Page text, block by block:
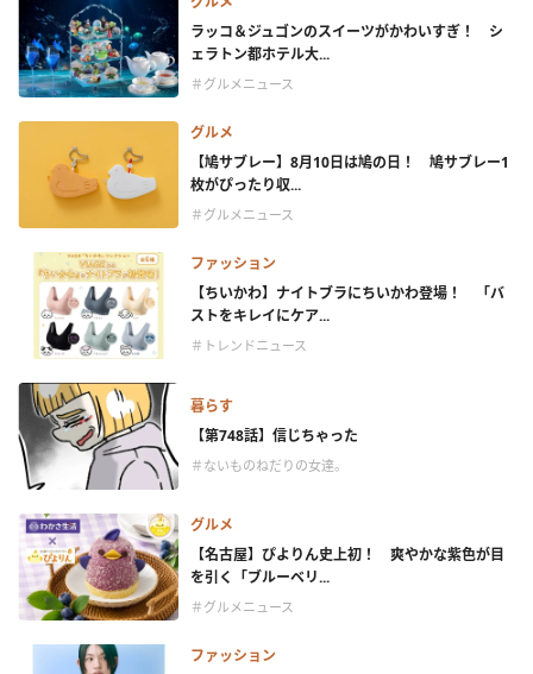
ラッコ＆ジュゴンのスイーツがかわいすぎ！ シ
ェラトン都ホテル大...
＃グルメニュース
グルメ
【鳩サブレー】8月10日は鳩の日！ 鳩サブレー1
枚がぴったり収...
＃グルメニュース
ファッション
【ちいかわ】ナイトブラにちいかわ登場！ 「バ
ストをキレイにケア...
＃トレンドニュース
暮らす
【第748話】信じちゃった
＃ないものねだりの女達。
グルメ
【名古屋】ぴよりん史上初！ 爽やかな紫色が目
を引く「ブルーベリ...
＃グルメニュース
ファッション